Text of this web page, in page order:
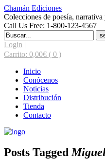
Chamán Ediciones
Colecciones de poesía, narrativa
Call Us Free: 1-800-123-4567
Search
for:
Login |
Carrito: 0,00€ ( 0 )
Inicio
Conócenos
Noticias
Distribución
Tienda
Contacto
Posts Tagged